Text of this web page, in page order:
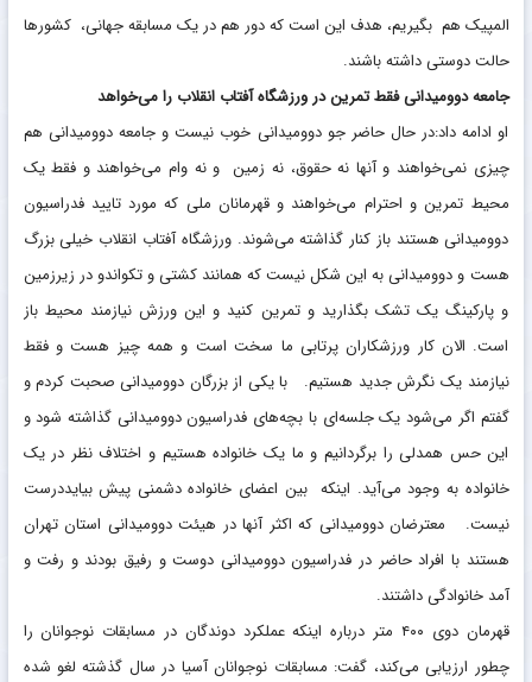
المپیک هم بگیریم، هدف این است که دور هم در یک مسابقه جهانی، کشور‌ها
حالت دوستی داشته باشند.
جامعه دوومیدانی فقط تمرین در ورزشگاه آفتاب انقلاب را می‌خواهد
او ادامه داد:در حال حاضر جو دوومیدانی خوب نیست و جامعه دوومیدانی هم
چیزی نمی‌خواهند و آنها نه حقوق، نه زمین و نه وام می‌خواهند و فقط یک
محیط تمرین و احترام می‌خواهند و قهرمانان ملی که مورد تایید فدراسیون
دوومیدانی هستند باز کنار گذاشته می‌شوند. ورزشگاه آفتاب انقلاب خیلی بزرگ
هست و دوومیدانی به این شکل نیست که همانند کشتی و تکواندو در زیرزمین
و پارکینگ یک تشک بگذارید و تمرین کنید و این ورزش نیازمند محیط باز
است. الان کار ورزشکاران پرتابی ما سخت است و همه چیز هست و فقط
نیازمند یک نگرش جدید هستیم. با یکی از بزرگان دوومیدانی صحبت کردم و
گفتم اگر می‌شود یک جلسه‌ای با بچه‌های فدراسیون دوومیدانی گذاشته شود و
این حس همدلی را برگردانیم و ما یک خانواده هستیم و اختلاف نظر در یک
خانواده به وجود می‌آید. اینکه بین اعضای خانواده دشمنی پیش بیایددرست
نیست. معترضان دوومیدانی که اکثر آنها در هیئت دوومیدانی استان تهران
هستند با افراد حاضر در فدراسیون دوومیدانی دوست و رفیق بودند و رفت و
آمد خانوادگی داشتند.
قهرمان دوی ۴۰۰ متر درباره اینکه عملکرد دوندگان در مسابقات نوجوانان را
چطور ارزیابی می‌کند، گفت: مسابقات نوجوانان آسیا در سال گذشته لغو شده